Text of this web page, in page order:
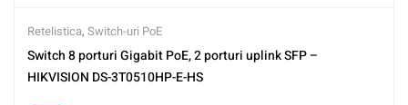
Retelistica, Switch-uri PoE
Switch 8 porturi Gigabit PoE, 2 porturi uplink SFP –
HIKVISION DS-3T0510HP-E-HS